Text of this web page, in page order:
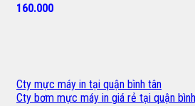
160.000
Cty mực máy in tại quận bình tân
Cty bơm mực máy in giá rẻ tại quận